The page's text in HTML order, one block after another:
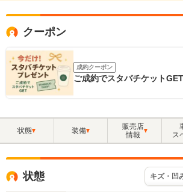
クーポン
成約クーポン
ご成約でスタバチケットGET
状態 装備
販売店
情報
ス
状態 キズ・凹